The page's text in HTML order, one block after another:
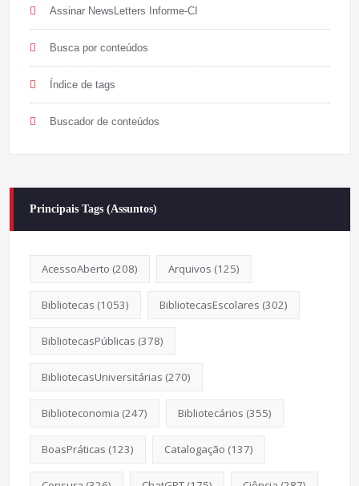
Assinar NewsLetters Informe-CI
Busca por conteúdos
Índice de tags
Buscador de conteúdos
Principais Tags (Assuntos)
AcessoAberto (208) Arquivos (125)
Bibliotecas (1053) BibliotecasEscolares (302)
BibliotecasPúblicas (378)
BibliotecasUniversitárias (270)
Biblioteconomia (247) Bibliotecários (355)
BoasPráticas (123) Catalogação (137)